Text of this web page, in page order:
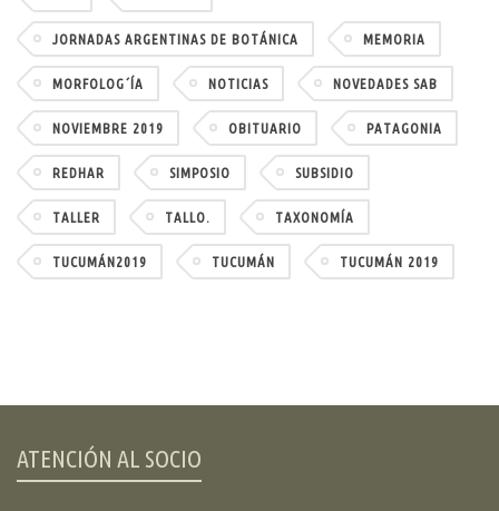
JORNADAS ARGENTINAS DE BOTÁNICA MEMORIA
MORFOLOG´ÍA NOTICIAS NOVEDADES SAB
NOVIEMBRE 2019 OBITUARIO PATAGONIA
REDHAR SIMPOSIO SUBSIDIO
TALLER TALLO. TAXONOMÍA
TUCUMÁN2019 TUCUMÁN TUCUMÁN 2019
ATENCIÓN AL SOCIO